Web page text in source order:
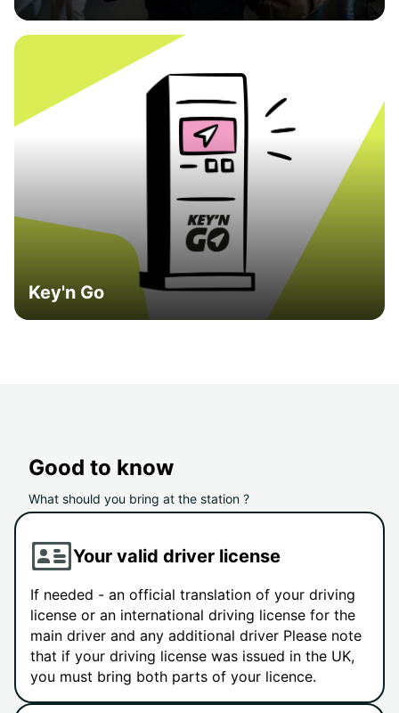
Key'n Go
Good to know
What should you bring at the station ?
Your valid driver license
If needed - an official translation of your driving
license or an international driving license for the
main driver and any additional driver Please note
that if your driving license was issued in the UK,
you must bring both parts of your licence.